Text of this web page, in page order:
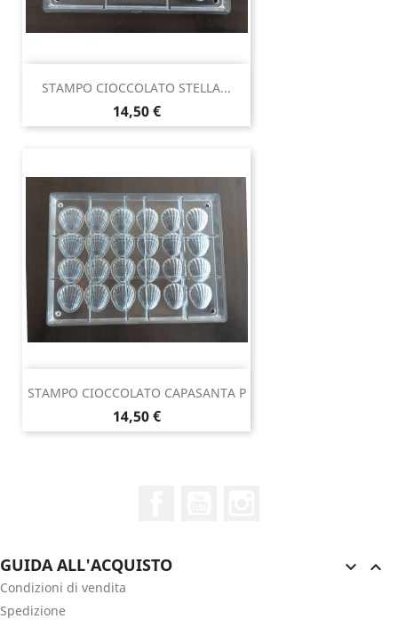
STAMPO CIOCCOLATO STELLA...
Prezzo
14,50 €
STAMPO CIOCCOLATO CAPASANTA P
Prezzo
14,50 €
GUIDA ALL'ACQUISTO  
Condizioni di vendita
Spedizione